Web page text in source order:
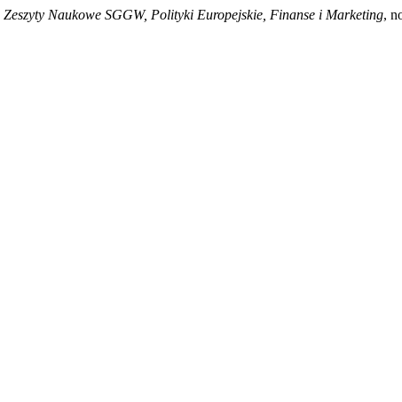
Zeszyty Naukowe SGGW, Polityki Europejskie, Finanse i Marketing,